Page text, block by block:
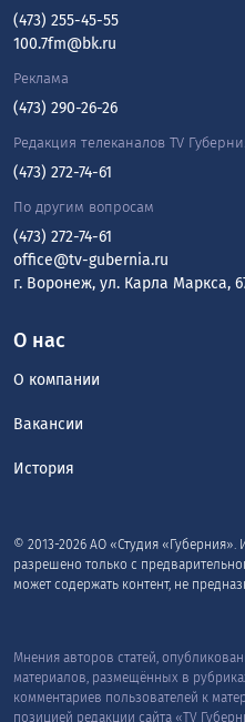
О нас
О компании
Вакансии
История
© 2013-2026 АО «Студия «Губерния».
разрешено только с
может содержать контент, не
(473) 255-45-55
100.7fm@bk.ru
Реклама
(473) 290-26-26
Редакция телеканалов TV
(473) 272-74-61
По другим вопросам
(473) 272-74-61
office@tv-gubernia.ru
г. Воронеж, ул. Карла Маркса,
Мнения авторов статей,
материалов, размещённых в
комментариев пользователей к
позицией редакции сайта «TV